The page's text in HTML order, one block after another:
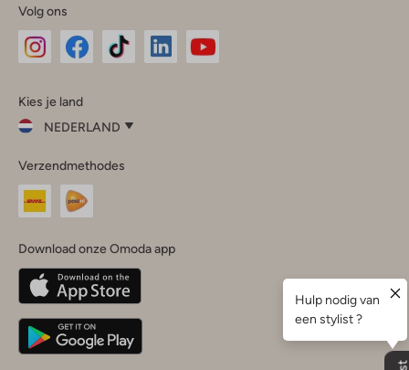
Volg ons
InstagramFacebook
Kies je land
NEDERLAND
je
land
Nederland
Belgique(Français)
Deutschland
Verzendmethodes
Download onze Omoda app